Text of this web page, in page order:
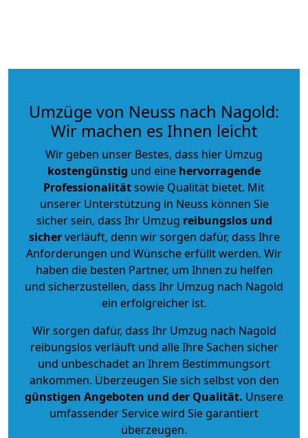
Umzüge von Neuss nach Nagold:
Wir machen es Ihnen leicht
Wir geben unser Bestes, dass hier Umzug
kostengünstig und eine hervorragende
Professionalitätsowie Qualität bietet. Mit
unserer Unterstützung in Neuss können Sie
sicher sein, dass Ihr Umzug reibungslos und
sicherverläuft, denn wir sorgen dafür, dass Ihre
Anforderungen und Wünsche erfüllt werden. Wir
haben die besten Partner, um Ihnen zu helfen
und sicherzustellen, dass Ihr Umzug nach Nagold
ein erfolgreicher ist.
Wir sorgen dafür, dass Ihr Umzug nach Nagold
reibungslos verläuft und alle Ihre Sachen sicher
und unbeschadet an Ihrem Bestimmungsort
ankommen. Überzeugen Sie sich selbst von den
günstigen Angeboten und der Qualität. Unsere
umfassender Service wird Sie garantiert
überzeugen.